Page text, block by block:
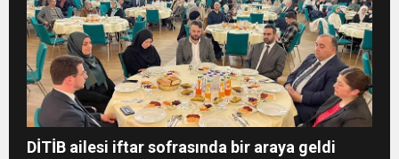
DİTİB ailesi iftar sofrasında bir araya geldi